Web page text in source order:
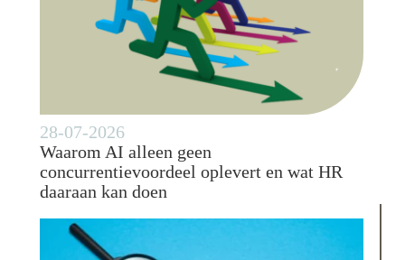
28-07-2026
Waarom AI alleen geen
concurrentievoordeel oplevert en wat HR
daaraan kan doen